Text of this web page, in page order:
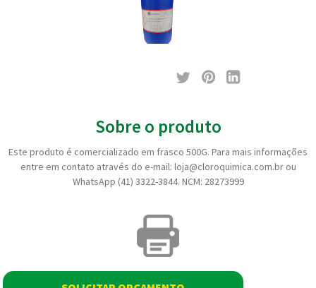
Sobre o produto
Este produto é comercializado em frasco 500G. Para mais informações
entre em contato através do e-mail: loja@cloroquimica.com.br ou
WhatsApp (41) 3322-3844. NCM: 28273999